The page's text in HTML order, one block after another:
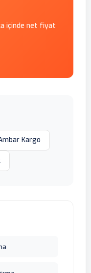
içinde net fiyat
Kargo